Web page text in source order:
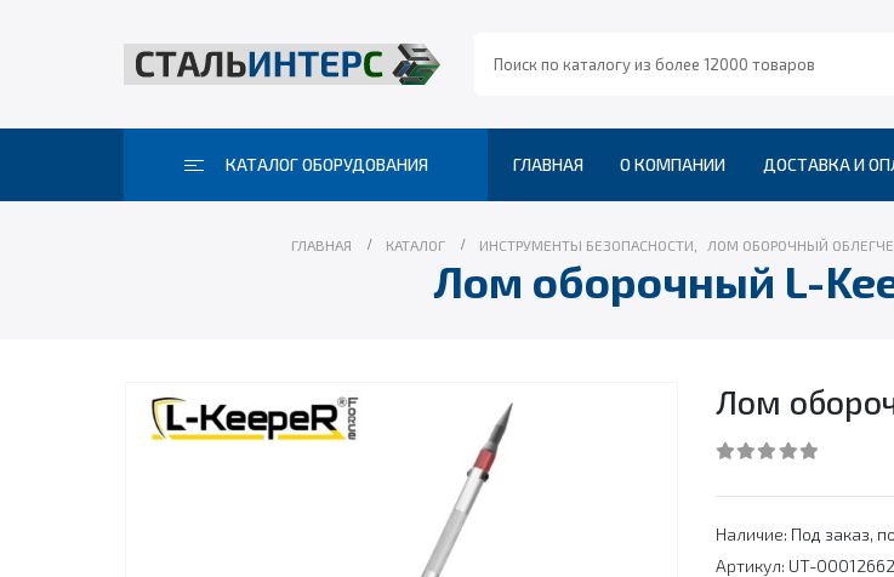
КАТАЛОГ ОБОРУДОВАНИЯ ГЛАВНАЯ О КОМПАНИИ ДОСТАВКА И
ГЛАВНАЯ КАТАЛОГ ИНСТРУМЕНТЫ БЕЗОПАСНОСТИ ЛОМ ОБОРОЧНЫЙ
Лом оборочный L-
Лом
Наличие: Под заказ,
Артикул: UT-00012662